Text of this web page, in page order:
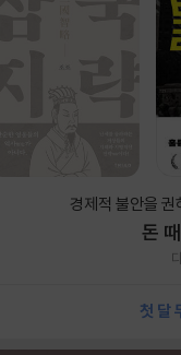
경제적 불안을
돈
첫 달